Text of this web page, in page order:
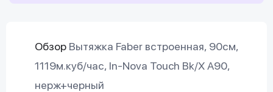
Обзор Вытяжка Faber встроенная, 90см,
1119м.куб/час, In-Nova Touch Bk/X A90,
нерж+черный